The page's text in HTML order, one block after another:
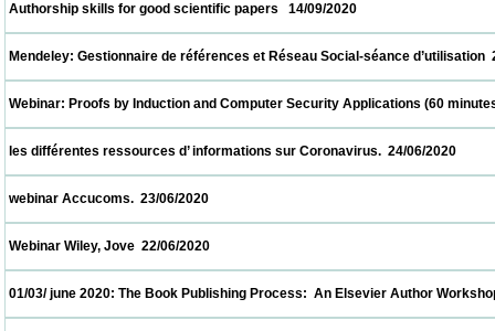
Authorship skills for good scientific papers   14/09/2020
Mendeley: Gestionnaire de références et Réseau Social-séance
Webinar: Proofs by Induction and Computer Security Applications
les différentes ressources d’ informations sur Coronavirus.  24/
webinar Accucoms.  23/06/2020
Webinar Wiley, Jove  22/06/2020
01/03/ june 2020: The Book Publishing Process:  An Elsevier